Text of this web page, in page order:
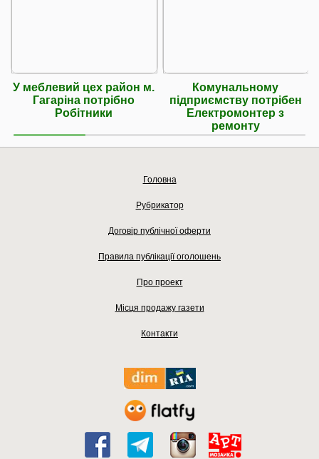
У меблевий цех район м.
Гагаріна потрібно
Робітники
Комунальному
підприємству потрібен
Електромонтер з
ремонту
Головна
Рубрикатор
Договір публічної оферти
Правила публікації оголошень
Про проект
Місця продажу газети
Контакти